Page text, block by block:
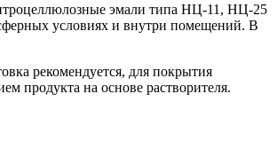
эмали типа НЦ-11, НЦ-25
условиях и внутри помещений. В
рекомендуется, для покрытия
продукта на основе растворителя.